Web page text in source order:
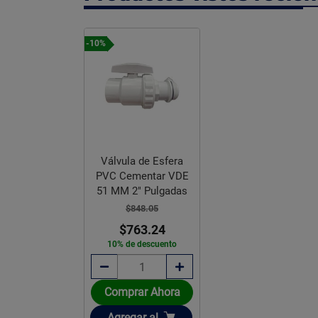
-10%
Válvula de Esfera
PVC Cementar VDE
51 MM 2" Pulgadas
$848.05
$763.24
10% de descuento
Comprar Ahora